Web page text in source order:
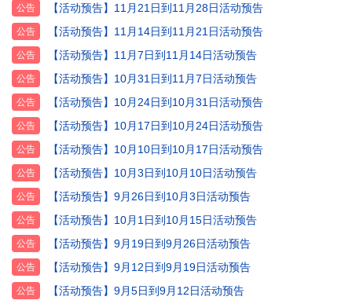
公告 【活动预告】11月21日到11月28日活动预告
公告 【活动预告】11月14日到11月21日活动预告
公告 【活动预告】11月7日到11月14日活动预告
公告 【活动预告】10月31日到11月7日活动预告
公告 【活动预告】10月24日到10月31日活动预告
公告 【活动预告】10月17日到10月24日活动预告
公告 【活动预告】10月10日到10月17日活动预告
公告 【活动预告】10月3日到10月10日活动预告
公告 【活动预告】9月26日到10月3日活动预告
公告 【活动预告】10月1日到10月15日活动预告
公告 【活动预告】9月19日到9月26日活动预告
公告 【活动预告】9月12日到9月19日活动预告
公告 【活动预告】9月5日到9月12日活动预告